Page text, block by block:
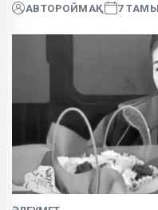
АВТОРОЙМАҚ 7